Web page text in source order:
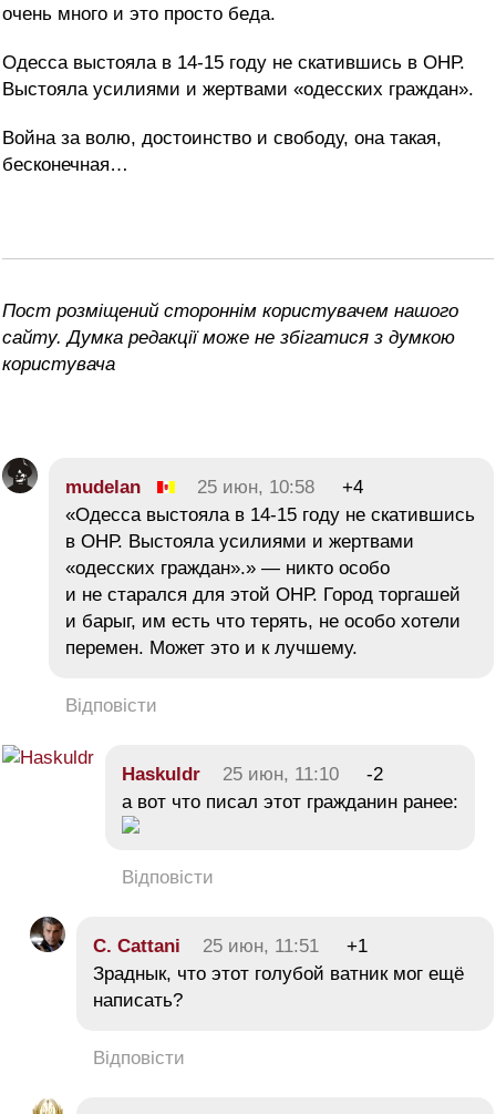
очень много и это просто беда.
Одесса выстояла в 14-15 году не скатившись в ОНР.
Выстояла усилиями и жертвами «одесских граждан».
Война за волю, достоинство и свободу, она такая,
бесконечная…
Пост розміщений стороннім користувачем нашого
сайту. Думка редакції може не збігатися з думкою
користувача
mudelan 25 июн, 10:58
+4
«Одесса выстояла в 14-15 году не скатившись
в ОНР. Выстояла усилиями и жертвами
«одесских граждан».» — никто особо
и не старался для этой ОНР. Город торгашей
и барыг, им есть что терять, не особо хотели
перемен. Может это и к лучшему.
Відповісти
Haskuldr 25 июн, 11:10
-2
а вот что писал этот гражданин ранее:
Відповісти
C. Cattani 25 июн, 11:51
+1
Зраднык, что этот голубой ватник мог ещё
написать?
Відповісти